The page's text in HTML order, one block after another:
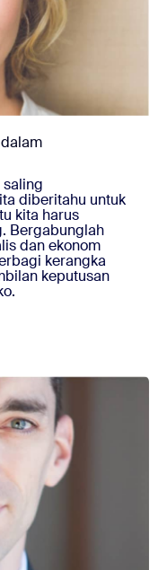
saling
diberitahu untuk
kita harus
Bergabunglah
dan ekonom
kerangka
keputusan